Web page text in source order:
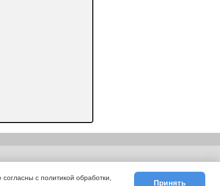
|E-mail
с политикой обработки,
Принять